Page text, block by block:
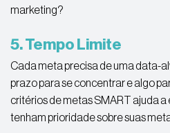
marketing?
5. Tempo Limite
Cada meta precisa de uma data-
prazo para se concentrar e algo
critérios de metas SMART ajuda
tenham prioridade sobre suas